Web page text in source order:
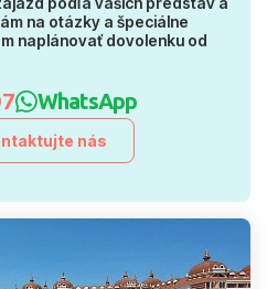
na otázky a špeciálne
naplánovať dovolenku od
WhatsApp
nás